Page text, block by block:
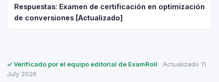
Respuestas: Examen de certificación en optimización
de conversiones [Actualizado]
✓ Verificado por el equipo editorial de ExamRoll · Actualizado 11
July 2026